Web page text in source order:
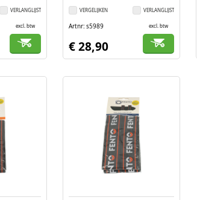
VERLANGLIJST
excl. btw
VERLANGLIJST
VERGELIJKEN
Artnr s5989 excl. btw
€ 28,90